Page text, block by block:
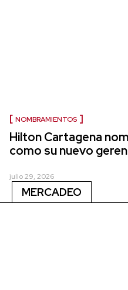
NOMBRAMIENTOS
Hilton Cartagena
como su nuevo
julio 29, 2026
MERCADEO